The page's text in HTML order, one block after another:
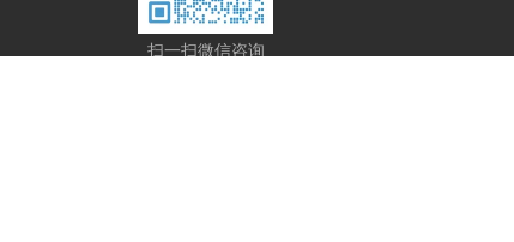
扫一扫微信咨询